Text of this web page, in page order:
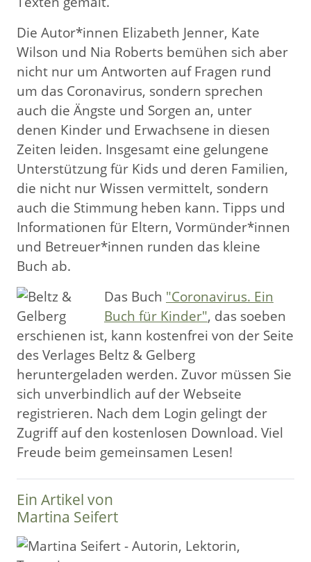
Die Autor*innen Elizabeth Jenner, Kate
Wilson und Nia Roberts bemühen sich aber
nicht nur um Antworten auf Fragen rund
um das Coronavirus, sondern sprechen
auch die Ängste und Sorgen an, unter
denen Kinder und Erwachsene in diesen
Zeiten leiden. Insgesamt eine gelungene
Unterstützung für Kids und deren Familien,
die nicht nur Wissen vermittelt, sondern
auch die Stimmung heben kann. Tipps und
Informationen für Eltern, Vormünder*innen
und Betreuer*innen runden das kleine
Buch ab.
Das Buch "Coronavirus. Ein
Buch für Kinder", das soeben
erschienen ist, kann kostenfrei von der Seite
des Verlages Beltz & Gelberg
heruntergeladen werden. Zuvor müssen Sie
sich unverbindlich auf der Webseite
registrieren. Nach dem Login gelingt der
Zugriff auf den kostenlosen Download. Viel
Freude beim gemeinsamen Lesen!
Ein Artikel von
Martina Seifert